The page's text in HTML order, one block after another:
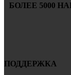
БОЛЕЕ 5000
ПОДДЕРЖКА